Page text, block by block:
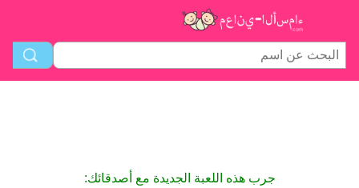
جرب هذه اللعبة الجديدة مع أصدقائك: